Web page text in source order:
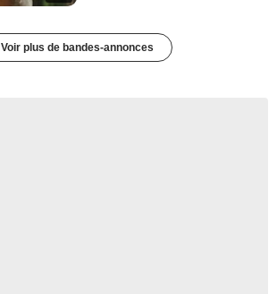
Voir plus de bandes-annonces